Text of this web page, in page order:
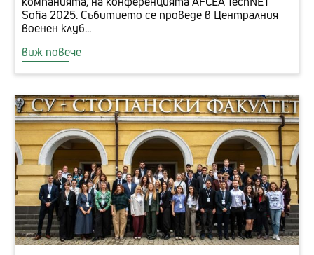
Sofia 2025. Събитието се проведе в Централния
военен клуб...
виж повече